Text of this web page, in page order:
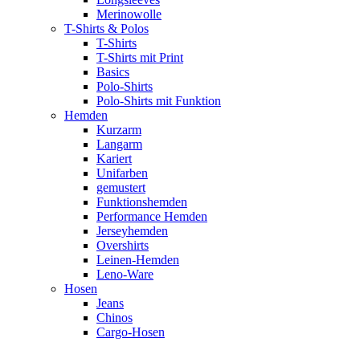
Merinowolle
T-Shirts & Polos
T-Shirts
T-Shirts mit Print
Basics
Polo-Shirts
Polo-Shirts mit Funktion
Hemden
Kurzarm
Langarm
Kariert
Unifarben
gemustert
Funktionshemden
Performance Hemden
Jerseyhemden
Overshirts
Leinen-Hemden
Leno-Ware
Hosen
Jeans
Chinos
Cargo-Hosen